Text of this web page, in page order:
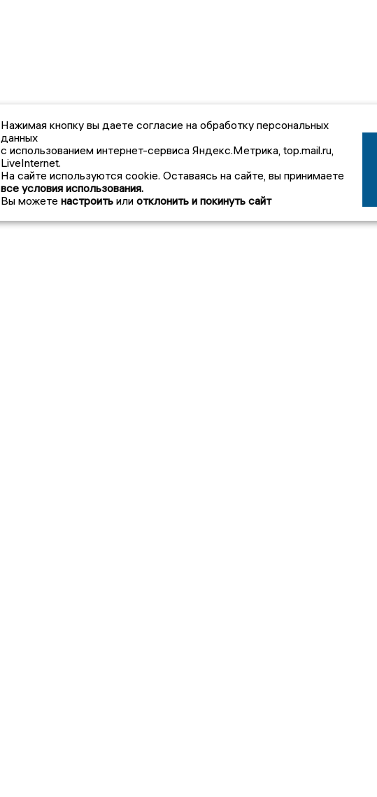
Нажимая кнопку вы даете согласие на обработку персональных
данных
с использованием интернет-сервиса Яндекс.Метрика, top.mail.ru,
LiveInternet.
На сайте используются cookie. Оставаясь на сайте, вы принимаете
все условия использования.
Вы можете настроить или отклонить и покинуть сайт